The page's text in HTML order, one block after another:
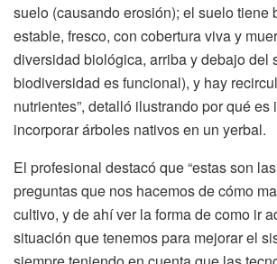
suelo (causando erosión); el suelo tiene
estable, fresco, con cobertura viva y
diversidad biológica, arriba y debajo del
biodiversidad es funcional), y hay
nutrientes”, detalló ilustrando por qué es
incorporar árboles nativos en un yerbal.
El profesional destacó que “estas son
preguntas que nos hacemos de cómo
cultivo, y de ahí ver la forma de como ir
situación que tenemos para mejorar el